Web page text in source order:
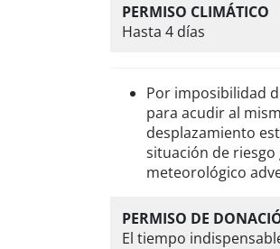
PERMISO CLIMÁTICO
Hasta 4 días
Por imposibilidad
para acudir al
desplazamiento
situación de
meteorológico
PERMISO DE
El tiempo